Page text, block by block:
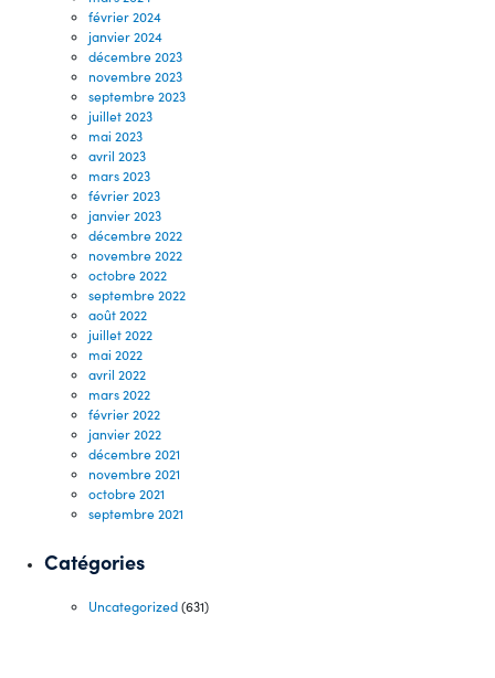
février 2024
janvier 2024
décembre 2023
novembre 2023
septembre 2023
juillet 2023
mai 2023
avril 2023
mars 2023
février 2023
janvier 2023
décembre 2022
novembre 2022
octobre 2022
septembre 2022
août 2022
juillet 2022
mai 2022
avril 2022
mars 2022
février 2022
janvier 2022
décembre 2021
novembre 2021
octobre 2021
septembre 2021
Catégories
Uncategorized(631)